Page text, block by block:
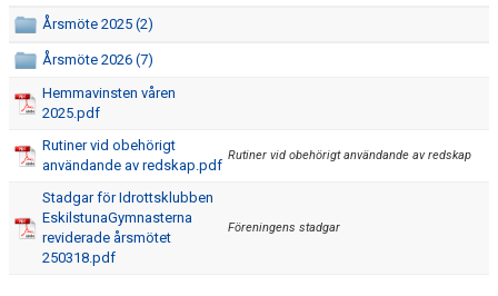
Årsmöte 2025 (2)
Årsmöte 2026 (7)
Hemmavinsten våren
2025.pdf
Rutiner vid obehörigt
användande av redskap.pdf
Rutiner vid obehörigt användande av redskap
Stadgar för Idrottsklubben
EskilstunaGymnasterna
reviderade årsmötet
250318.pdf
Föreningens stadgar